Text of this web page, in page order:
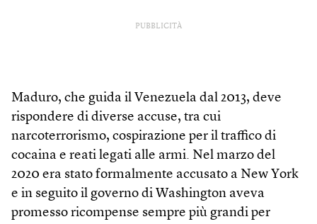
PUBBLICITÀ
Maduro, che guida il Venezuela dal 2013, deve
rispondere di diverse accuse, tra cui
narcoterrorismo, cospirazione per il traffico di
cocaina e reati legati alle armi. Nel marzo del
2020 era stato formalmente accusato a New York
e in seguito il governo di Washington aveva
promesso ricompense sempre più grandi per